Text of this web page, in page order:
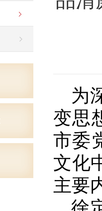
为
变思
市委
文化
主要